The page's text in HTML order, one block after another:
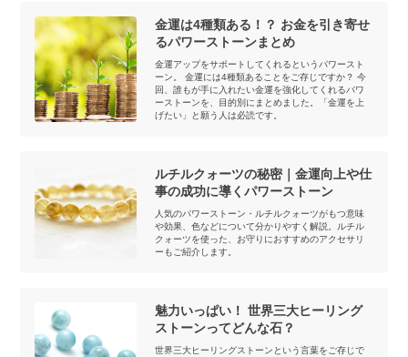
金運は4種類ある！？ お金を引き寄せ
るパワーストーンまとめ
金運アップをサポートしてくれるというパワースト
ーン。 金運には4種類あることをご存じですか？ 今
回、誰もが手に入れたい金運を強化してくれるパワ
ーストーンを、目的別にまとめました。「金運を上
げたい」と願う人は必読です。
ルチルクォーツの秘密｜金運向上や仕
事の成功に導くパワーストーン
人気のパワーストーン・ルチルクォーツがもつ意味
や効果、色などについて分かりやすく解説。ルチル
クォーツを使った、お守りにおすすめのアクセサリ
ーもご紹介します。
魅力いっぱい！ 世界三大ヒーリング
ストーンってどんな石？
世界三大ヒーリングストーンという言葉をご存じで